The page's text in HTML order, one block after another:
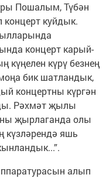
Пошалым, Түбән
куйдык.
концерт карый-
күңелен күрү безнең
бик шатландык,
концертны күргән
Рәхмәт җылы
җырлаганда олы
күзләрендә яшь
алып